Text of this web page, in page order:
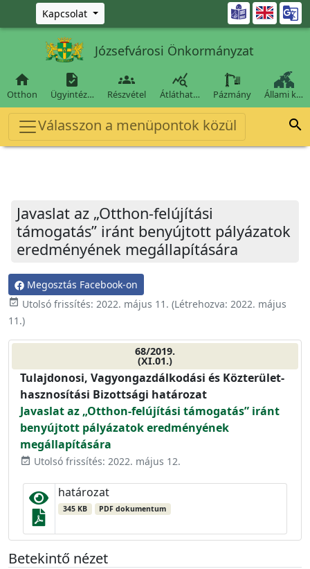
Ugrás a fő tartalomra
Kapcsolat 
Józsefvárosi Önkormányzat

Otthon

Ügyintéz…

Részvétel

Átláthat… Pázmány Állami k…
Válasszon a menüpontok közül 
Javaslat az „Otthon-felújítási
támogatás” iránt benyújtott pályázatok
eredményének megállapítására
Megosztás Facebook-on
event_available Utolsó frissítés: 2022. május 11. (Létrehozva: 2022. május
11.)
68/2019.
(XI.01.)
Tulajdonosi, Vagyongazdálkodási és Közterület-
hasznosítási Bizottsági határozat
Javaslat az „Otthon-felújítási támogatás” iránt
benyújtott pályázatok eredményének
megállapítására
event_available Utolsó frissítés: 2022. május 12.
határozat
345 KB PDF dokumentum
Betekintő nézet